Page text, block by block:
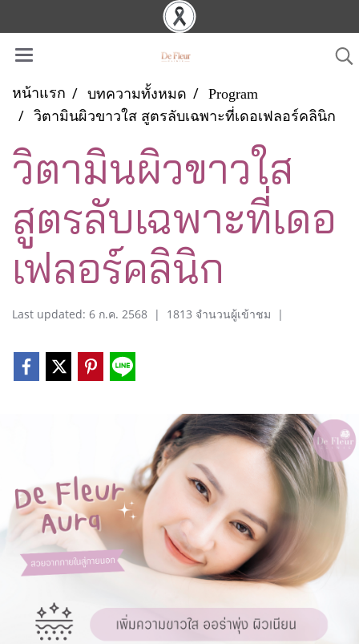
หน้าแรก บทความทั้งหมด
Program
วิตามินผิวขาวใส สูตรลับเฉพาะที่เดอเฟลอร์คลินิก
วิตามินผิวขาวใส
สูตรลับเฉพาะที่เดอ
เฟลอร์คลินิก
Last updated: 6 ก.ค. 2568 | 1813 จำนวนผู้เข้าชม |